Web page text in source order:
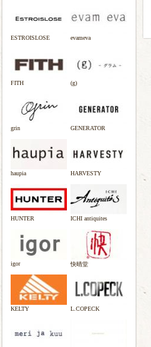
ESTROISLOSE evameva
FITH (g)
grin GENERATOR
haupia HARVESTY
HUNTER ICHI antiquites
igor 快晴堂
KELTY L.COPECK